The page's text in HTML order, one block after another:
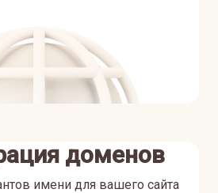
доменов
имени для вашего сайта